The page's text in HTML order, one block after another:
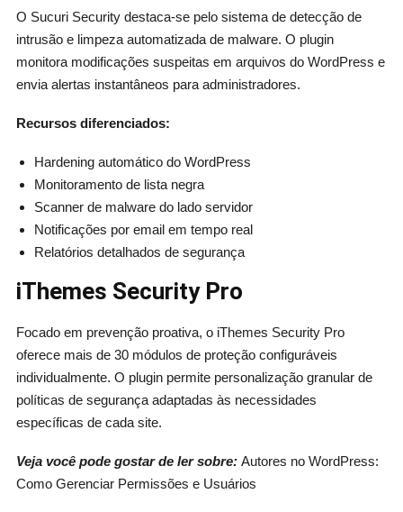
O Sucuri Security destaca-se pelo sistema de detecção de
intrusão e limpeza automatizada de malware. O plugin
monitora modificações suspeitas em arquivos do WordPress e
envia alertas instantâneos para administradores.
Recursos diferenciados:
Hardening automático do WordPress
Monitoramento de lista negra
Scanner de malware do lado servidor
Notificações por email em tempo real
Relatórios detalhados de segurança
iThemes Security Pro
Focado em prevenção proativa, o iThemes Security Pro
oferece mais de 30 módulos de proteção configuráveis
individualmente. O plugin permite personalização granular de
políticas de segurança adaptadas às necessidades
específicas de cada site.
Veja você pode gostar de ler sobre: Autores no WordPress:
Como Gerenciar Permissões e Usuários